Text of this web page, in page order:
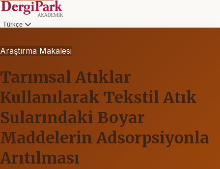
Türkçe
Araştırma Makalesi
Tarımsal Atıklar
Kullanılarak Tekstil Atık
Sularındaki Boyar
Maddelerin Adsorpsiyonla
Arıtılması